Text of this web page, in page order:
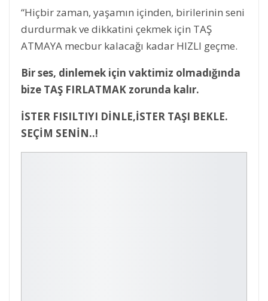
“Hiçbir zaman, yaşamın içinden, birilerinin seni
durdurmak ve dikkatini çekmek için TAŞ
ATMAYA mecbur kalacağı kadar HIZLI geçme.
Bir ses, dinlemek için vaktimiz olmadığında
bize TAŞ FIRLATMAK zorunda kalır.
İSTER FISILTIYI DİNLE,İSTER TAŞI BEKLE.
SEÇİM SENİN..!